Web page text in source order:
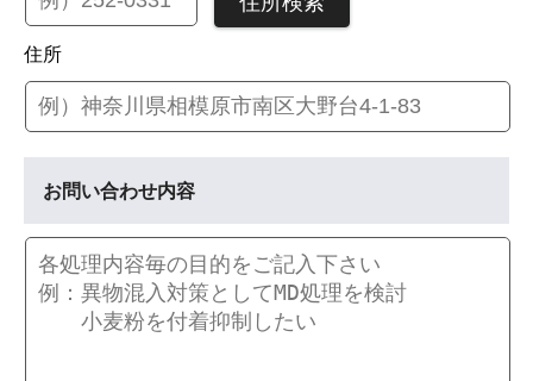
住所
お問い合わせ内容